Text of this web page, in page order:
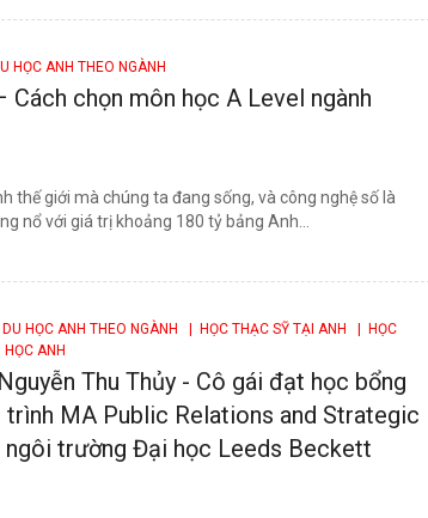
HỌC ANH THEO NGÀNH
Cách chọn môn học A Level ngành
thế giới mà chúng ta đang sống, và công nghệ số là
nổ với giá trị khoảng 180 tỷ bảng Anh...
HỌC ANH THEO NGÀNH | HỌC THẠC SỸ TẠI ANH
| HỌC
ANH
Thu Thủy - Cô gái đạt học bổng
MA Public Relations and Strategic
trường Đại học Leeds Beckett